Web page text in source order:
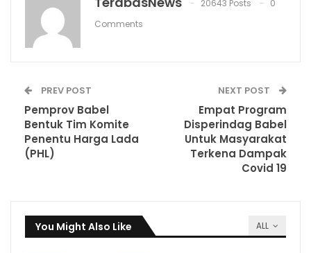
20643 Posts
0
Comments
PREV POST
Pemprov Babel
Bentuk Tim Komite
Penentu Harga Lada
(PHL)
NEXT POST
Empat Program
Disperindag Babel
Untuk Masyarakat
Terkena Dampak
Covid 19
ALL
You Might Also Like